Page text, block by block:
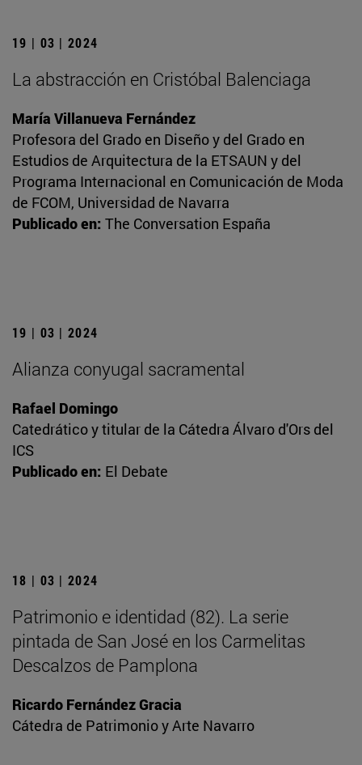
19 | 03 | 2024
La abstracción en Cristóbal Balenciaga
María Villanueva Fernández
Profesora del Grado en Diseño y del Grado en
Estudios de Arquitectura de la ETSAUN y del
Programa Internacional en Comunicación de Moda
de FCOM, Universidad de Navarra
Publicado en: The Conversation España
19 | 03 | 2024
Alianza conyugal sacramental
Rafael Domingo
Catedrático y titular de la Cátedra Álvaro d'Ors del
ICS
Publicado en: El Debate
18 | 03 | 2024
Patrimonio e identidad (82). La serie
pintada de San José en los Carmelitas
Descalzos de Pamplona
Ricardo Fernández Gracia
Cátedra de Patrimonio y Arte Navarro